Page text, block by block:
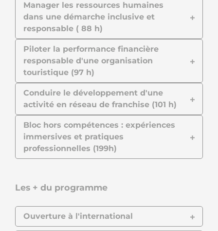
Manager les ressources humaines
dans une démarche inclusive et
responsable ( 88 h)
Piloter la performance financière
responsable d'une organisation
touristique (97 h)
Conduire le développement d'une
activité en réseau de franchise (101 h)
Bloc hors compétences : expériences
immersives et pratiques
professionnelles (199h)
Les + du programme
Ouverture à l'international